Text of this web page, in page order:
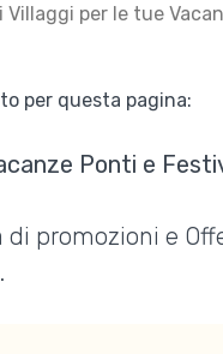
per le tue
per questa pagina:
Ponti e
promozioni e